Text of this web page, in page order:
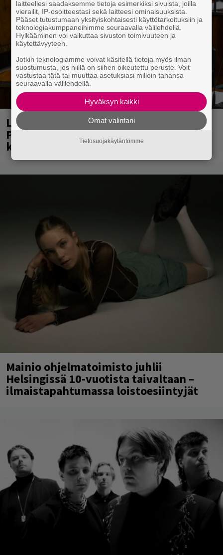
Laittomasta graffitista kiinni jäänyt
Paavo Arhinmäki jälleen spraypullo
kädessä – näitä puolueita ei kiinnosta
Mainio ohjelmatoimisto juhlii
Helsingissä 10-vuotista taivaltaan –
ilmaistapahtumassa loistoesiintyjät
laitteellesi saadaksemme tietoja esimerkiksi sivuista, joilla
vierailit, IP-osoitteestasi sekä laitteesi ominaisuuksista.
Pääset tutustumaan yksityiskohtaisesti käyttötarkoituksiin ja
teknologiakumppaneihimme seuraavalla välilehdellä.
Hylkääminen voi vaikuttaa sivuston toimivuuteen ja
käytettävyyteen.
Jotkin teknologiamme voivat käsitellä tietoja myös ilman
suostumusta, jos niillä on siihen oikeutettu peruste. Voit
vastustaa tätä tai muuttaa asetuksiasi milloin tahansa
seuraavalla välilehdellä.
Hyväksyn kaikki
Omat valintani
Tietosuojakäytäntömme